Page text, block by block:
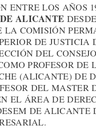
ENTRE LOS AÑOS
ALICANTE
LA COMISIÓN
DE JUSTICIA
DEL
PROFESOR DE
(ALICANTE) DE
DEL
EL ÁREA DE
DE ALICANTE